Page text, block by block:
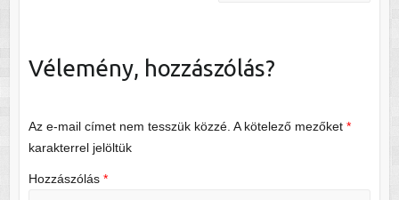
Vélemény, hozzászólás?
Az e-mail címet nem tesszük közzé. A kötelező mezőket *
karakterrel jelöltük
Hozzászólás *